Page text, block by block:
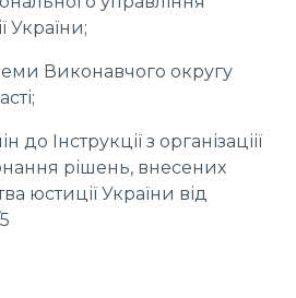
України;
Виконавчого округу
Інструкції з організаціії
рішень, внесених
юстиції України від